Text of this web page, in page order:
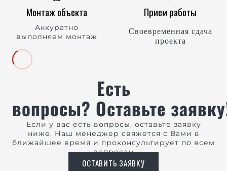
Монтаж объекта
Аккуратно
выполняем монтаж
Прием работы
Своевременная сдача
проекта
Есть
вопросы? Оставьте
Если у вас есть вопросы, оставьте заявку
ниже. Наш менеджер свяжется с Вами в
ближайшее время и проконсультирует по всем
вопросам
ОСТАВИТЬ ЗАЯВКУ